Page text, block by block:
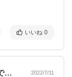
いいね 0
アウトレットで全然問題なかったので、安… 2022/7/11